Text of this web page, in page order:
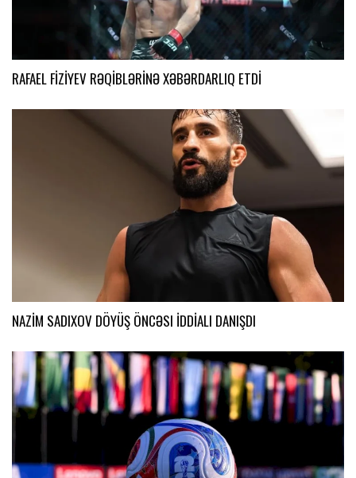
RAFAEL FİZİYEV RƏQİBLƏRİNƏ XƏBƏRDARLIQ ETDİ
NAZİM SADIXOV DÖYÜŞ ÖNCƏSI İDDİALI DANIŞDI